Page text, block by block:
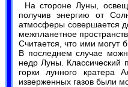
На стороне Луны,
получив энергию от
атмосферы совершается
межпланетное
Считается, что ими могут
В последнем случае
недр Луны. Классический
горки лунного кратера
изверженных газов были